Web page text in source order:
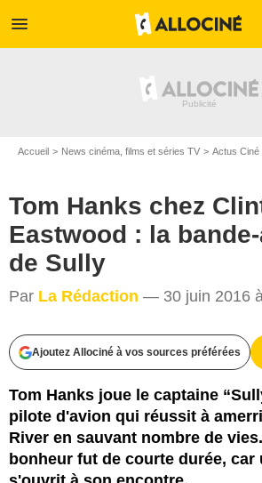
menu
Accueil News cinéma, films et séries TV Actus Ciné
Tom Hanks chez
Eastwood : la
de Sully
Par La Rédaction — 30 juin 2016
Ajoutez Allociné à vos sources préférées
Tom Hanks joue le captaine
pilote d'avion qui réussit à
River en sauvant nombre de
bonheur fut de courte durée, car